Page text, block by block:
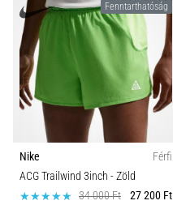
Fenntarthatóság
Nike
Férfi
ACG Trailwind 3inch - Zöld
34 000 Ft
27 200 Ft